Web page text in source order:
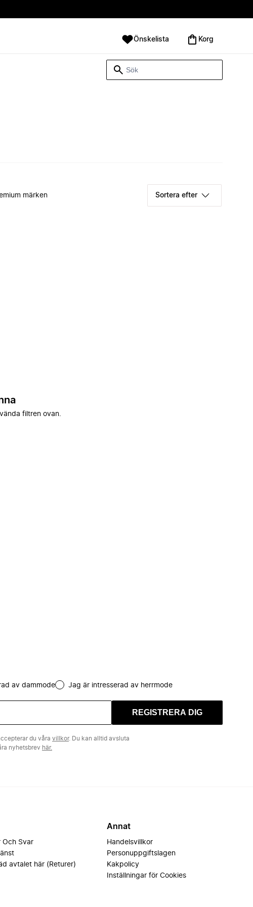
Önskelista Korg
märken Sortera efter
filtren ovan.
av dammode Jag är intresserad av herrmode
REGISTRERA DIG
du våra villkor. Du kan alltid avsluta
nyhetsbrev här.
Och Svar
avtalet här (Returer)
Annat
Handelsvillkor
Personuppgiftslagen
Kakpolicy
Inställningar för Cookies